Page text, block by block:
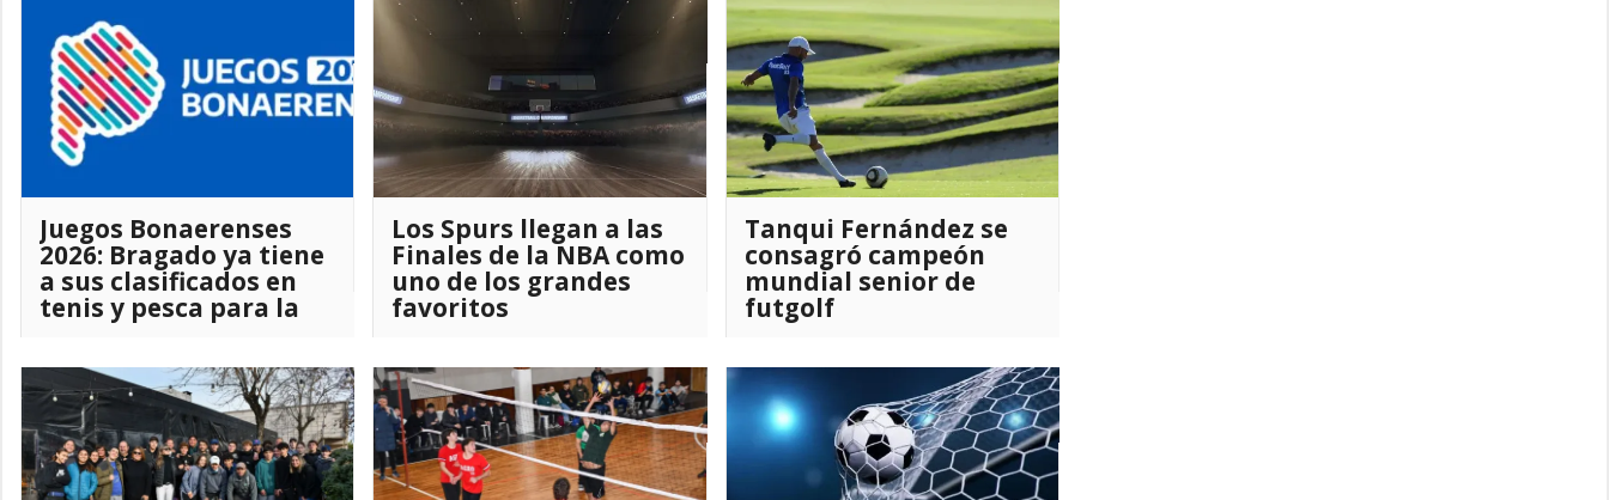
Juegos Bonaerenses
2026: Bragado ya tiene
a sus clasificados en
tenis y pesca para la
etapa regional
Los Spurs llegan a las
Finales de la NBA como
uno de los grandes
favoritos
Tanqui Fernández se
consagró campeón
mundial senior de
futgolf